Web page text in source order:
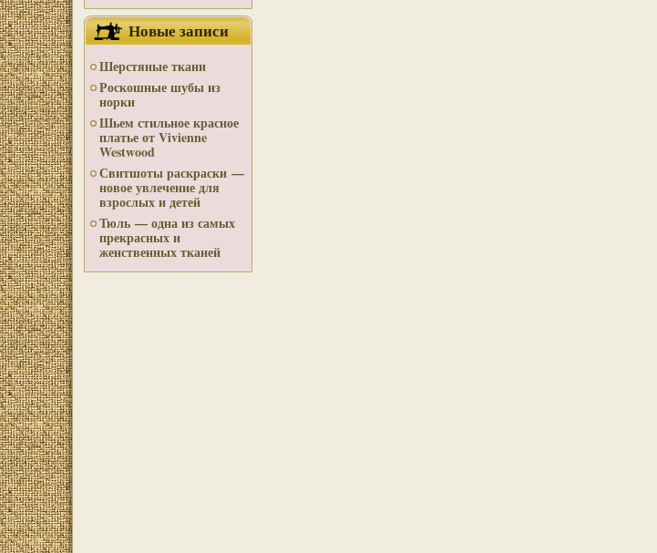
Новые записи
Шерстяные ткани
Роскошные шубы из
норки
Шьем стильное красное
платье от Vivienne
Westwood
Свитшоты раскраски —
новое увлечение для
взрослых и детей
Тюль — одна из самых
прекрасных и
женственных тканей